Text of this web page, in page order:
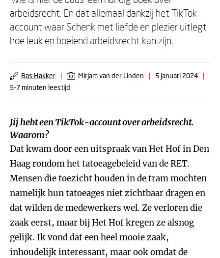
arbeidsrecht. En dat allemaal dankzij het TikTok-
account waar Schenk met liefde en plezier uitlegt
hoe leuk en boeiend arbeidsrecht kan zijn.
Bas Hakker | Mirjam van der Linden | 5 januari 2024
|
5-7 minuten leestijd
Jij hebt een TikTok-account over arbeidsrecht.
Waarom?
Dat kwam door een uitspraak van Het Hof in Den
Haag rondom het tatoeagebeleid van de RET.
Mensen die toezicht houden in de tram mochten
namelijk hun tatoeages niet zichtbaar dragen en
dat wilden de medewerkers wel. Ze verloren die
zaak eerst, maar bij Het Hof kregen ze alsnog
gelijk. Ik vond dat een heel mooie zaak,
inhoudelijk interessant, maar ook omdat de